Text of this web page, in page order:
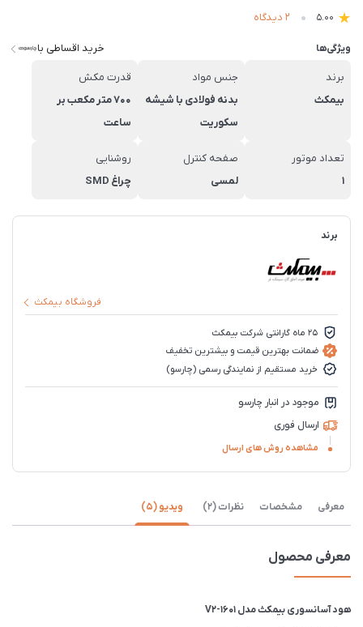
5.00 2 دیدگاه
ویژگی‌ها خرید اقساطی با
برند
بیمکث
جنس مواد
بدنه فولادی با شیشه
سکوریت
قدرت مکش
700 متر مکعب بر
ساعت
تعداد موتور
1
صفحه کنترل
لمسی
روشنایی
چراغ SMD
برند
فروشگاه بیمکث
25 ماه گارانتی شرکت بیمکث
ضمانت بهترین قیمت و بیشترین تخفیف
خرید مستقیم از نمایندگی رسمی (چارسو)
موجود در انبار چارسو
ارسال فوری
مشاهده روش های ارسال
معرفی مشخصات نظرات (2) ویدیو (5)
معرفی محصول
هود آسانسوری بیمکث مدل 1601-V2